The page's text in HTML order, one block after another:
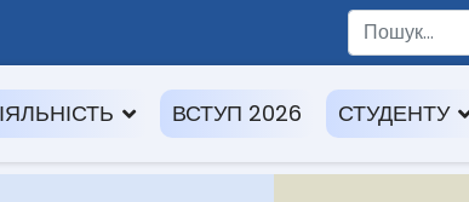
ВСТУП 2026 СТУДЕНТУ